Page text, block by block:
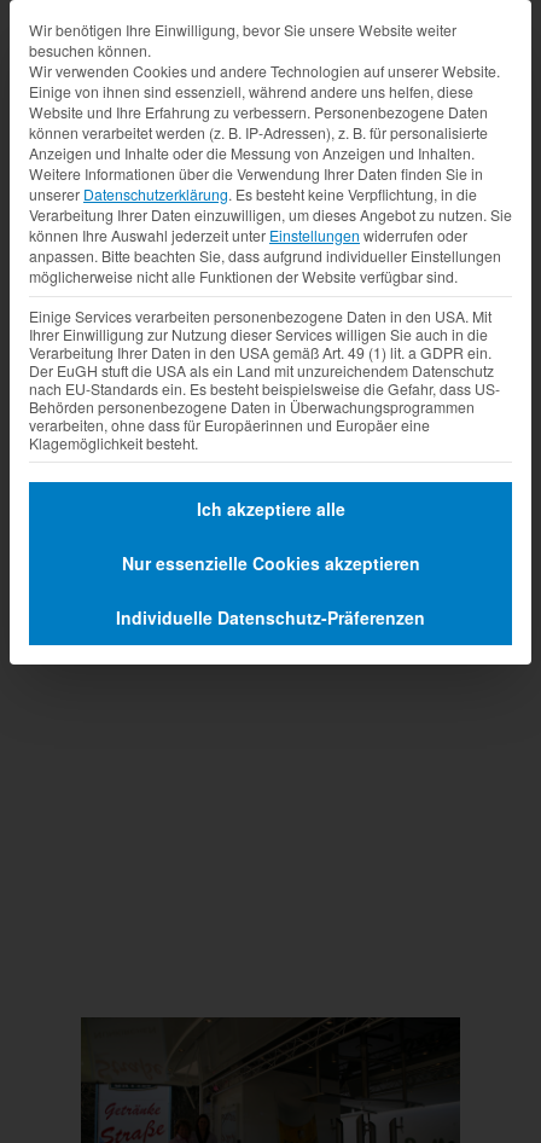
Datenschutz-Präferenz
Wir benötigen Ihre Einwilligung, bevor Sie unsere Website weiter
besuchen können.
Wir verwenden Cookies und andere Technologien auf unserer Website.
Einige von ihnen sind essenziell, während andere uns helfen, diese
Website und Ihre Erfahrung zu verbessern. Personenbezogene Daten
können verarbeitet werden (z. B. IP-Adressen), z. B. für personalisierte
Anzeigen und Inhalte oder die Messung von Anzeigen und Inhalten.
Weitere Informationen über die Verwendung Ihrer Daten finden Sie in
unserer Datenschutzerklärung. Es besteht keine Verpflichtung, in die
Verarbeitung Ihrer Daten einzuwilligen, um dieses Angebot zu nutzen. Sie
können Ihre Auswahl jederzeit unter Einstellungen widerrufen oder
anpassen. Bitte beachten Sie, dass aufgrund individueller Einstellungen
möglicherweise nicht alle Funktionen der Website verfügbar sind.
Einige Services verarbeiten personenbezogene Daten in den USA. Mit
Ihrer Einwilligung zur Nutzung dieser Services willigen Sie auch in die
Verarbeitung Ihrer Daten in den USA gemäß Art. 49 (1) lit. a GDPR ein.
Der EuGH stuft die USA als ein Land mit unzureichendem Datenschutz
nach EU-Standards ein. Es besteht beispielsweise die Gefahr, dass US-
Behörden personenbezogene Daten in Überwachungsprogrammen
verarbeiten, ohne dass für Europäerinnen und Europäer eine
Klagemöglichkeit besteht.
Ich akzeptiere alle
Nur essenzielle Cookies akzeptieren
Individuelle Datenschutz-Präferenzen